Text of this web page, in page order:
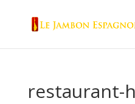
restaurant-